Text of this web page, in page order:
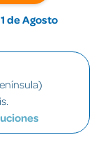
de Agosto